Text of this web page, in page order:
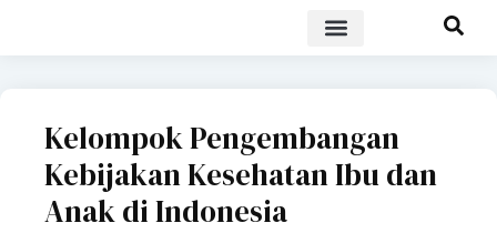
Kelompok Pengembangan
Kebijakan Kesehatan Ibu dan
Anak di Indonesia